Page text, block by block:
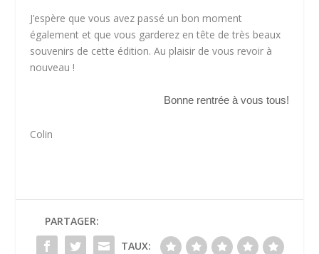
J’espère que vous avez passé un bon moment
également et que vous garderez en tête de très beaux
souvenirs de cette édition. Au plaisir de vous revoir à
nouveau !
Bonne rentrée à vous tous!
Colin
PARTAGER:
TAUX: